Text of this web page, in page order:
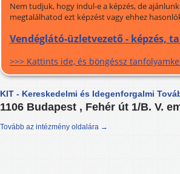
Nem tudjuk, hogy indul-e a képzés, de
megtalálhatod ezt képzést vagy ehhez
Vendéglátó-üzletvezető - képzés,
>>> Kattints ide, és böngéssz
KIT - Kereskedelmi és Idegenforgalmi
1106 Budapest , Fehér út 1/B. V.
Tovább az intézmény oldalára →